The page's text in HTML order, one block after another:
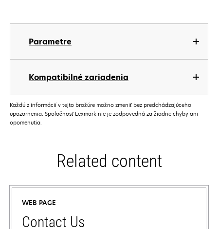
Parametre
Kompatibilné zariadenia
Každú z informácií v tejto brožúre možno zmeniť bez predchádzajúceho
upozornenia. Spoločnosť Lexmark nie je zodpovedná za žiadne chyby ani
opomenutia.
Related content
WEB PAGE
Contact Us